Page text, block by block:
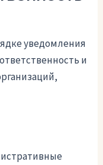
уведомления
и